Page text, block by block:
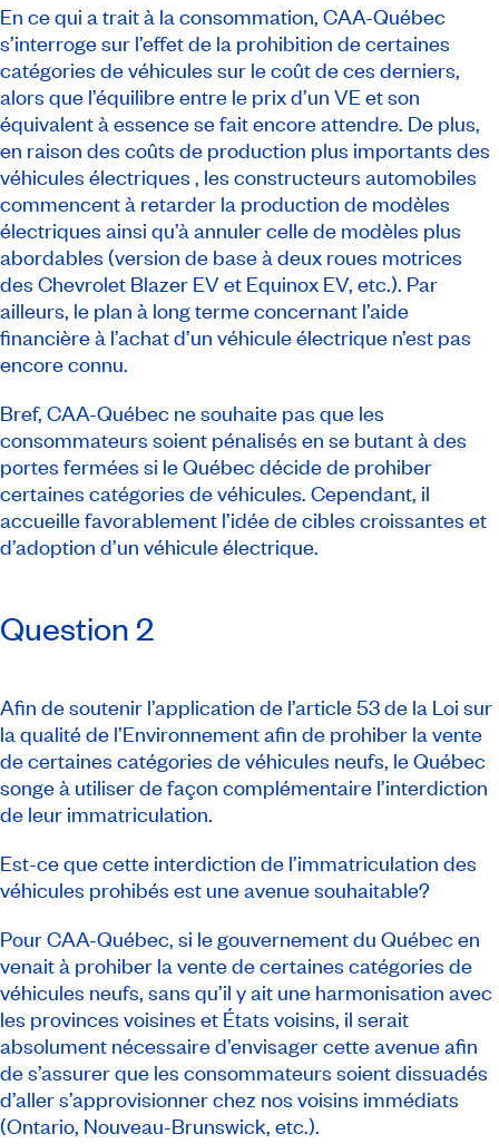
En ce qui a trait à la consommation, CAA-Québec
s’interroge sur l’effet de la prohibition de certaines
catégories de véhicules sur le coût de ces derniers,
alors que l’équilibre entre le prix d’un VE et son
équivalent à essence se fait encore attendre. De plus,
en raison des coûts de production plus importants des
véhicules électriques , les constructeurs automobiles
commencent à retarder la production de modèles
électriques ainsi qu’à annuler celle de modèles plus
abordables (version de base à deux roues motrices
des Chevrolet Blazer EV et Equinox EV, etc.). Par
ailleurs, le plan à long terme concernant l’aide
financière à l’achat d’un véhicule électrique n’est pas
encore connu.
Bref, CAA-Québec ne souhaite pas que les
consommateurs soient pénalisés en se butant à des
portes fermées si le Québec décide de prohiber
certaines catégories de véhicules. Cependant, il
accueille favorablement l’idée de cibles croissantes et
d’adoption d’un véhicule électrique.
Question 2
Afin de soutenir l’application de l’article 53 de la Loi sur
la qualité de l’Environnement afin de prohiber la vente
de certaines catégories de véhicules neufs, le Québec
songe à utiliser de façon complémentaire l’interdiction
de leur immatriculation.
Est-ce que cette interdiction de l’immatriculation des
véhicules prohibés est une avenue souhaitable?
Pour CAA-Québec, si le gouvernement du Québec en
venait à prohiber la vente de certaines catégories de
véhicules neufs, sans qu’il y ait une harmonisation avec
les provinces voisines et États voisins, il serait
absolument nécessaire d’envisager cette avenue afin
de s’assurer que les consommateurs soient dissuadés
d’aller s’approvisionner chez nos voisins immédiats
(Ontario, Nouveau-Brunswick, etc.).